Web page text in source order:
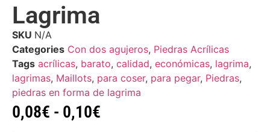
Lagrima
SKU N/A
Categories Con dos agujeros, Piedras Acrílicas
Tags acrílicas, barato, calidad, económicas, lagrima,
lagrimas, Maillots, para coser, para pegar, Piedras,
piedras en forma de lagrima
0,08€ - 0,10€